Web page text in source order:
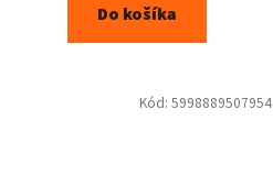
Do košíka
Kód: 5998889507954